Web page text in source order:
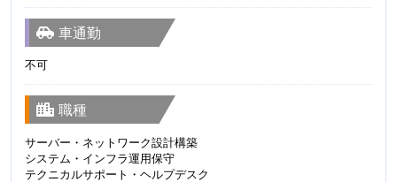
車通勤
不可
職種
サーバー・ネットワーク設計構築
システム・インフラ運用保守
テクニカルサポート・ヘルプデスク